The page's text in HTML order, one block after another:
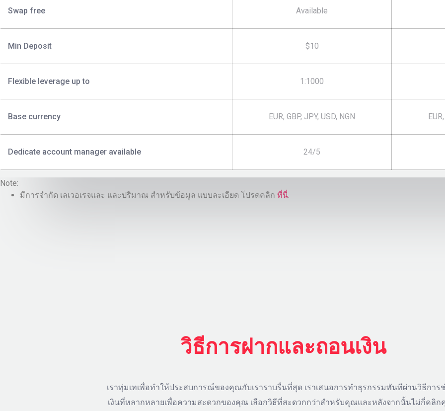
Swap free Available
Min Deposit $10
Flexible leverage up to 1:1000
Base currency EUR, GBP, JPY, USD, NGN
Dedicate account manager available 24/5
Note:
มีการจำกัด เลเวอเรจและ และปริมาณ สำหรับข้อมูล แบบละเอียด โปรดคลิก ที่นี่.
วิธีการฝากและถอนเงิน
เราทุ่มเทเพื่อทำให้ประสบการณ์ของคุณกับเราราบรื่นที่สุด เราเสนอการทำธุรกรรมทันทีผ่านวิธีการ
เงินที่หลากหลายเพื่อความสะดวกของคุณ เลือกวิธีที่สะดวกกว่าสำหรับคุณและหลังจากนั้นไม่กี่คลิ